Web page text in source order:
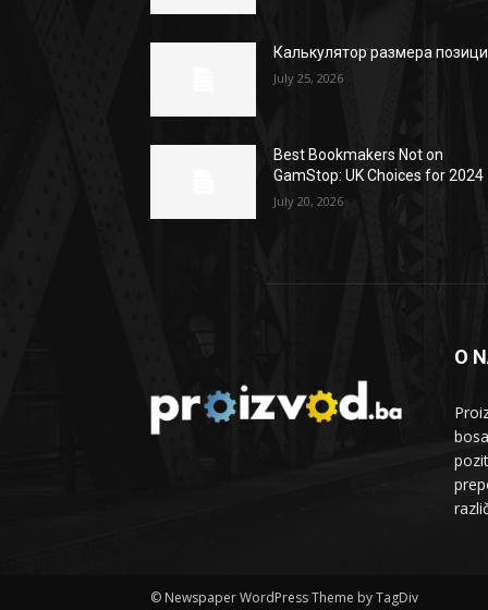
Калькулятор размера
July 25, 2026
Best Bookmakers Not on
GamStop: UK Choices for 2024
July 20, 2026
O
© Newspaper WordPress Theme by TagDiv